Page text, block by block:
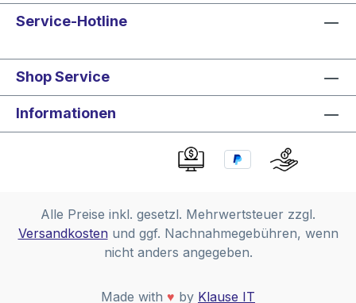
Service-Hotline
Shop Service
Informationen
Alle Preise inkl. gesetzl. Mehrwertsteuer zzgl.
Versandkostenund ggf. Nachnahmegebühren, wenn
nicht anders angegeben.
Made with ♥ by Klause IT